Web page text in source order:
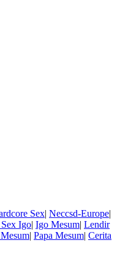
Sex| Neccsd-Europe|
Igo| Igo Mesum| Lendir
| Papa Mesum| Cerita